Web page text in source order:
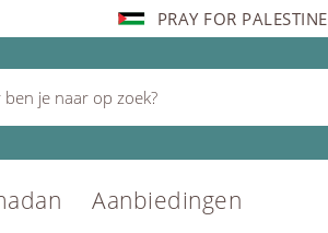
PRAY FOR PALESTINE
Aanbiedingen